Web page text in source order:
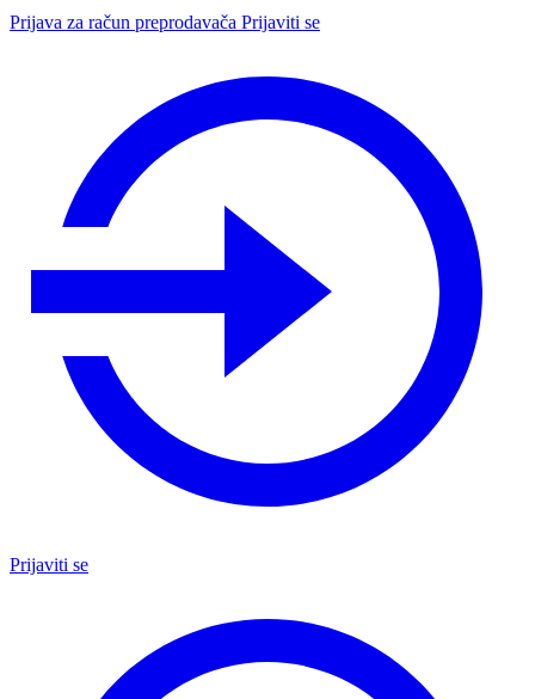
Prijava za račun preprodavača Prijaviti se
Prijaviti se